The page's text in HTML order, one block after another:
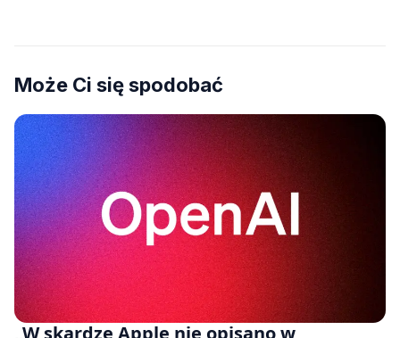
Może Ci się spodobać
„W skardze Apple nie opisano w